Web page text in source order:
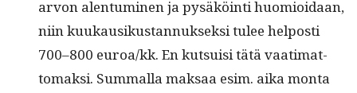
arvon alen­tu­mi­nen ja pysäköin­ti huomioidaan,
niin kuukausikus­tan­nuk­sek­si tulee hel­posti
700–800 euroa/kk. En kut­su­isi tätä vaa­ti­mat­
tomak­si. Sum­mal­la mak­saa esim. aika mon­ta